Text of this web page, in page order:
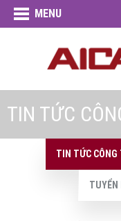
MENU
TIN TỨC
TIN TỨC CÔNG
TUYỂN